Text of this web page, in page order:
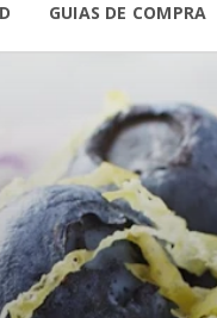
GUIAS DE COMPRA